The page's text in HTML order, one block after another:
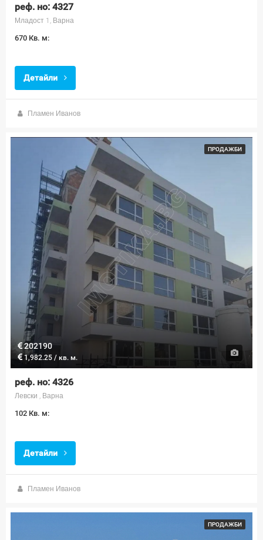
реф. но: 4327
Младост 1, Варна
670 Кв. м:
Детайли
Пламен Иванов
ПРОДАЖБИ
202190
1,982.25 / кв. м.
реф. но: 4326
Левски , Варна
102 Кв. м:
Детайли
Пламен Иванов
ПРОДАЖБИ